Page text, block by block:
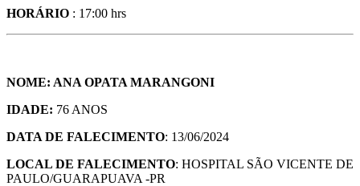
HORÁRIO : 17:00 hrs
NOME: ANA OPATA MARANGONI
IDADE: 76 ANOS
DATA DE FALECIMENTO: 13/06/2024
LOCAL DE FALECIMENTO: HOSPITAL SÃO VICENTE DE
PAULO/GUARAPUAVA -PR